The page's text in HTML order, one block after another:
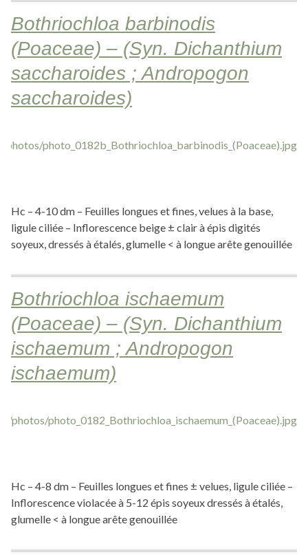
Bothriochloa barbinodis
(Poaceae) – (Syn. Dichanthium
saccharoides ; Andropogon
saccharoides)
Hc – 4-10 dm – Feuilles longues et fines, velues à la base,
ligule ciliée – Inflorescence beige ± clair à épis digités
soyeux, dressés à étalés, glumelle < à longue arête genouillée
Bothriochloa ischaemum
(Poaceae) – (Syn. Dichanthium
ischaemum ; Andropogon
ischaemum)
Hc – 4-8 dm – Feuilles longues et fines ± velues, ligule ciliée –
Inflorescence violacée à 5-12 épis soyeux dressés à étalés,
glumelle < à longue arête genouillée